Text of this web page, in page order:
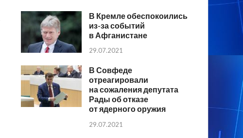
В Кремле обеспокоились
из-за событий
в Афганистане
29.07.2021
В Совфеде
отреагировали
на сожаления депутата
Рады об отказе
от ядерного оружия
29.07.2021